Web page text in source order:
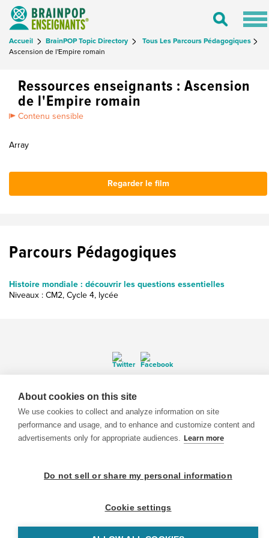
Toggle
Accueil BrainPOP Topic Directory
Tous Les Parcours Pédagogiques
Ascension de l'Empire romain
Ressources enseignants : Ascension
de l'Empire romain
Contenu sensible
Array
Regarder le film
Parcours Pédagogiques
Histoire mondiale : découvrir les questions essentielles
Niveaux : CM2, Cycle 4, lycée
© 1999-2026 BrainPOP. Tous droits réservés.
enseignants is proudly powered by SlipFire Web Development
About cookies on this site
We use cookies to collect and analyze information on site
performance and usage, and to enhance and customize content and
advertisements only for appropriate audiences. Learn more
Do not sell or share my personal information
Cookie settings